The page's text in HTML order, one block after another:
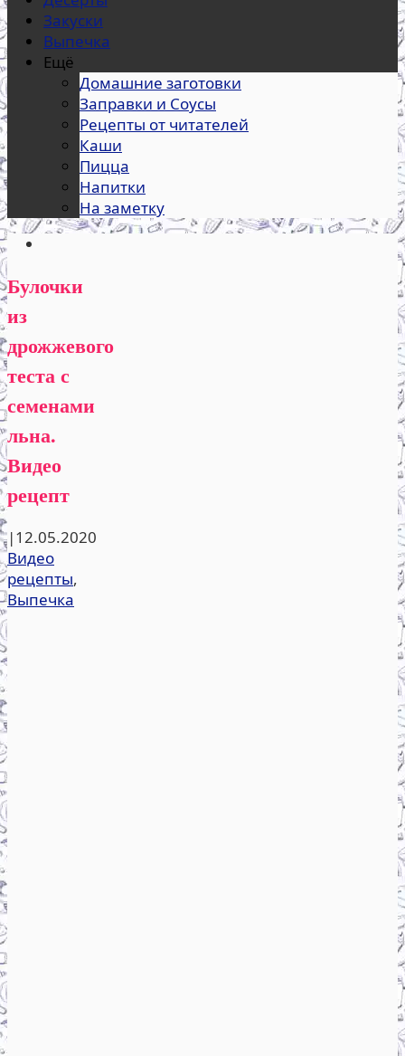
Закуски
Выпечка
Ещё
Домашние заготовки
Заправки и Соусы
Рецепты от читателей
Каши
Пицца
Напитки
На заметку
Булочки
из
дрожжевого
теста с
семенами
льна.
Видео
рецепт
|12.05.2020
Видео
рецепты,
Выпечка